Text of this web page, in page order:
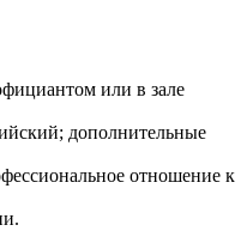
или в зале
дополнительные
отношение к